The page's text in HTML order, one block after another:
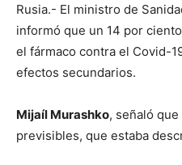
Rusia.- El ministro de
informó que un 14 por
el fármaco contra el Covid-
efectos secundarios.
Mijaíl Murashko, señaló
previsibles, que estaba